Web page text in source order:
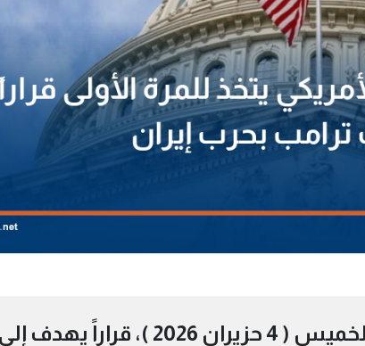
أقر مجلس النواب الأمريكي، اليوم الخميس ( 4 حزيران 2026 )، قراراً يهدف